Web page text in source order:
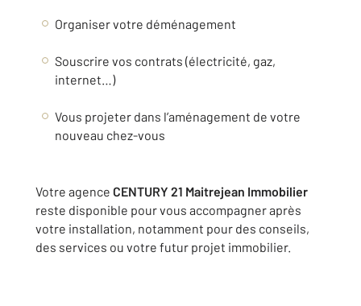
Organiser votre déménagement
Souscrire vos contrats (électricité, gaz,
internet…)
Vous projeter dans l’aménagement de votre
nouveau chez-vous
Votre agence CENTURY 21 Maitrejean Immobilier
reste disponible pour vous accompagner après
votre installation, notamment pour des conseils,
des services ou votre futur projet immobilier.